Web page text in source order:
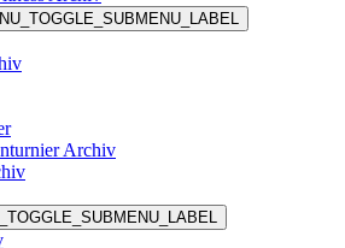
Archiv